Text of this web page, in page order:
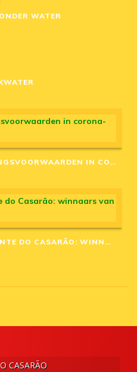
WATER
AANGEPASTE ANNULERINGSVOORWAARDEN IN CORONA-TIJD
NIEUWJAARSLOTERIJ MONTE DO CASARÃO: WINNAARS VAN 2020
CASARÃO